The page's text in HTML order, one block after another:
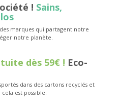
! Sains,
des marques qui partagent notre
notre planète.
dès 59€ ! Eco-
dans des cartons recyclés et
est possible.